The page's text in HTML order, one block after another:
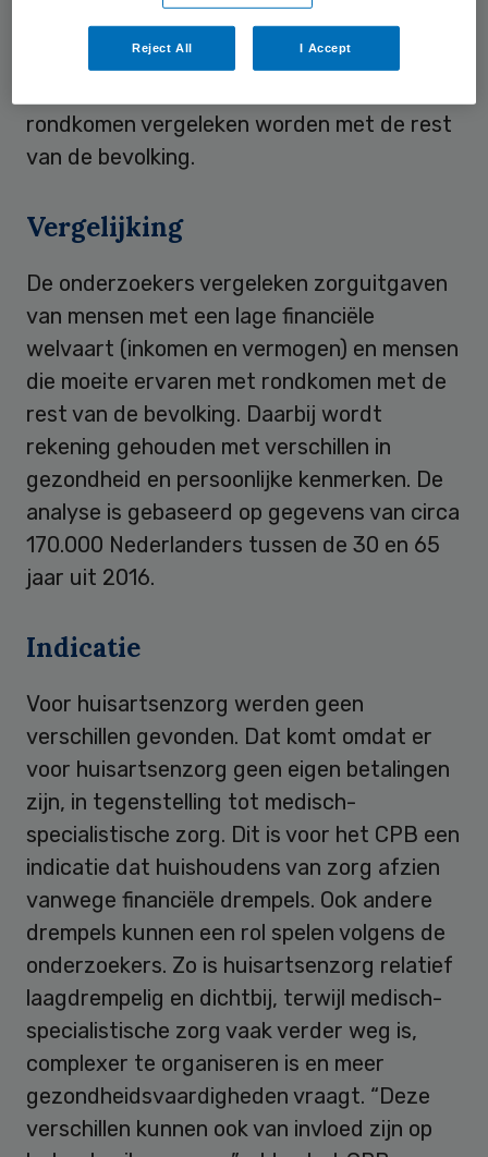
zorg. De grootste verschillen zijn zichtbaar
als de mensen die zowel lage financiële
rondkomen vergeleken worden met de rest
van de bevolking.
Vergelijking
De onderzoekers vergeleken zorguitgaven
van mensen met een lage financiële
welvaart (inkomen en vermogen) en mensen
die moeite ervaren met rondkomen met de
rest van de bevolking. Daarbij wordt
rekening gehouden met verschillen in
gezondheid en persoonlijke kenmerken. De
analyse is gebaseerd op gegevens van circa
170.000 Nederlanders tussen de 30 en 65
jaar uit 2016.
Indicatie
Voor huisartsenzorg werden geen
verschillen gevonden. Dat komt omdat er
voor huisartsenzorg geen eigen betalingen
zijn, in tegenstelling tot medisch-
specialistische zorg. Dit is voor het CPB een
indicatie dat huishoudens van zorg afzien
vanwege financiële drempels. Ook andere
drempels kunnen een rol spelen volgens de
onderzoekers. Zo is huisartsenzorg relatief
laagdrempelig en dichtbij, terwijl medisch-
specialistische zorg vaak verder weg is,
complexer te organiseren is en meer
gezondheidsvaardigheden vraagt. “Deze
verschillen kunnen ook van invloed zijn op
Reject All I Accept